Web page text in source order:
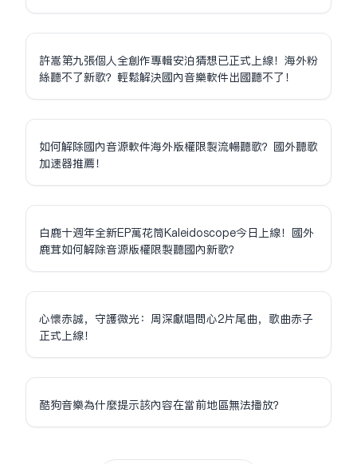
許嵩第九張個人全創作專輯安泊猜想已正式上線！海外粉
絲聽不了新歌？輕鬆解決國內音樂軟件出國聽不了！
如何解除國內音源軟件海外版權限制流暢聽歌？國外聽歌
加速器推薦！
白鹿十週年全新EP萬花筒Kaleidoscope今日上線！國外
鹿茸如何解除音源版權限制聽國內新歌？
心懷赤誠，守護微光：周深獻唱問心2片尾曲，歌曲赤子
正式上線！
酷狗音樂為什麼提示該內容在當前地區無法播放？